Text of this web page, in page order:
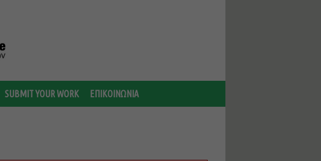
SUBMIT YOUR WORK ΕΠΙΚΟΙΝΩΝΙΑ